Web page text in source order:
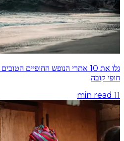
גלו את 10 אתרי הנופש החופיים
חופי קובה
11